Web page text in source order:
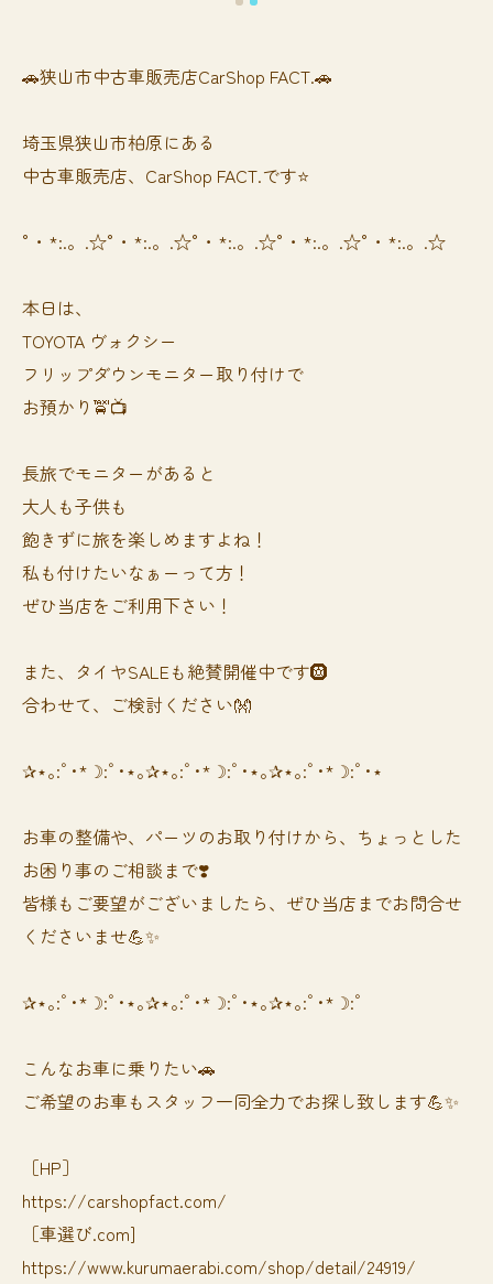
🚗狭山市中古車販売店CarShop FACT.🚗
埼玉県狭山市柏原にある
中古車販売店、CarShop FACT.です⭐️
°・*:.。.☆°・*:.。.☆°・*:.。.☆°・*:.。.☆°・*:.。.☆
本日は、
TOYOTA ヴォクシー
フリップダウンモニター取り付けで
お預かり🚖📺
長旅でモニターがあると
大人も子供も
飽きずに旅を楽しめますよね！
私も付けたいなぁーって方！
ぜひ当店をご利用下さい！
また、タイヤSALEも絶賛開催中です🛞
合わせて、ご検討ください👐
✰⋆｡:ﾟ･*☽:ﾟ･⋆｡✰⋆｡:ﾟ･*☽:ﾟ･⋆｡✰⋆｡:ﾟ･*☽:ﾟ･⋆
お車の整備や、パーツのお取り付けから、ちょっとした
お困り事のご相談まで❣️
皆様もご要望がございましたら、ぜひ当店までお問合せ
くださいませ💪✨
✰⋆｡:ﾟ･*☽:ﾟ･⋆｡✰⋆｡:ﾟ･*☽:ﾟ･⋆｡✰⋆｡:ﾟ･*☽:ﾟ
⁡⁡⁡こんなお車に乗りたい🚗
ご希望のお車もスタッフ一同全力でお探し致します💪✨
［HP］
https://carshopfact.com/
［車選び.com]
https://www.kurumaerabi.com/shop/detail/24919/